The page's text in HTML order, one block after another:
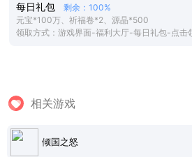
每日礼包
剩余：100%
元宝*100万、祈福卷*2、源晶*500
领取方式：游戏界面-福利大厅-每日礼包-点击
相关游戏
倾国之怒